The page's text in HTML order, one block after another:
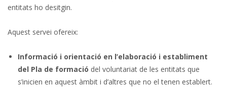
entitats ho desitgin.
Aquest servei ofereix:
Informació i orientació en l’elaboració i establiment
del Pla de formació del voluntariat de les entitats que
s’inicien en aquest àmbit i d’altres que no el tenen establert.